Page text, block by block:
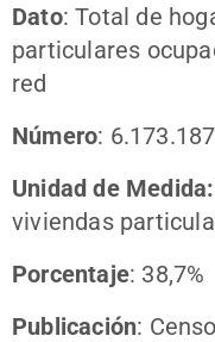
Dato: Total de
particulares
red
Número: 6.173.187
Unidad de Medida:
viviendas
Porcentaje: 38,7%
Publicación: